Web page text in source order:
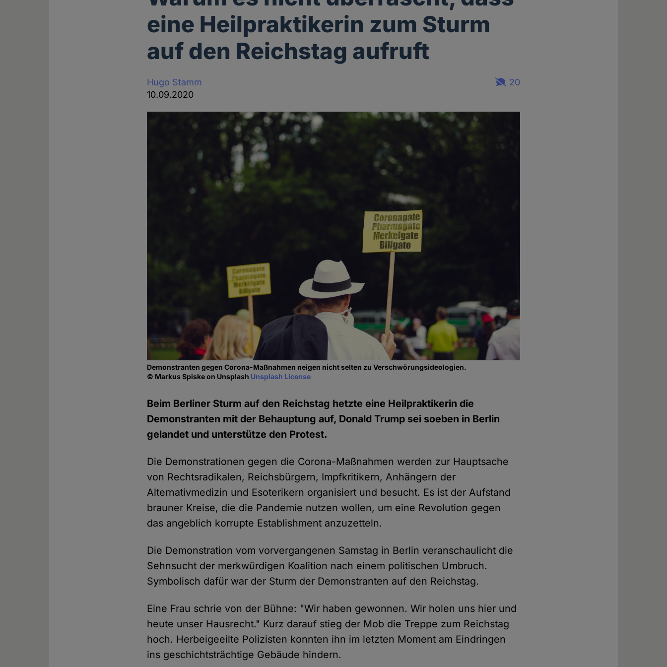
eine Heilpraktikerin zum Sturm
auf den Reichstag aufruft
Hugo Stamm
10.09.2020
20
Demonstranten gegen Corona-Maßnahmen neigen nicht selten zu Verschwörungsideologien.
© Markus Spiske on Unsplash Unsplash License
Beim Berliner Sturm auf den Reichstag hetzte eine Heilpraktikerin die
Demonstranten mit der Behauptung auf, Donald Trump sei soeben in Berlin
gelandet und unterstütze den Protest.
Die Demonstrationen gegen die Corona-Maßnahmen werden zur Hauptsache
von Rechtsradikalen, Reichsbürgern, Impfkritikern, Anhängern der
Alternativmedizin und Esoterikern organisiert und besucht. Es ist der Aufstand
brauner Kreise, die die Pandemie nutzen wollen, um eine Revolution gegen
das angeblich korrupte Establishment anzuzetteln.
Die Demonstration vom vorvergangenen Samstag in Berlin veranschaulicht die
Sehnsucht der merkwürdigen Koalition nach einem politischen Umbruch.
Symbolisch dafür war der Sturm der Demonstranten auf den Reichstag.
Eine Frau schrie von der Bühne: "Wir haben gewonnen. Wir holen uns hier und
heute unser Hausrecht." Kurz darauf stieg der Mob die Treppe zum Reichstag
hoch. Herbeigeeilte Polizisten konnten ihn im letzten Moment am Eindringen
ins geschichtsträchtige Gebäude hindern.